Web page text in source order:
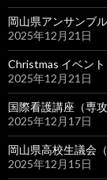
岡山県アンサンブ
2025年12月21日
Christmas イベン
2025年12月21日
国際看護講座（専攻
2025年12月17日
岡山県高校生議会（
2025年12月15日